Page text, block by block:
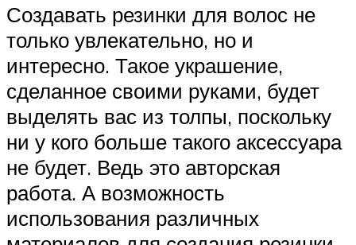
Создавать резинки для волос не
только увлекательно, но и
интересно. Такое украшение,
сделанное своими руками, будет
выделять вас из толпы, поскольку
ни у кого больше такого аксессуара
не будет. Ведь это авторская
работа. А возможность
использования различных